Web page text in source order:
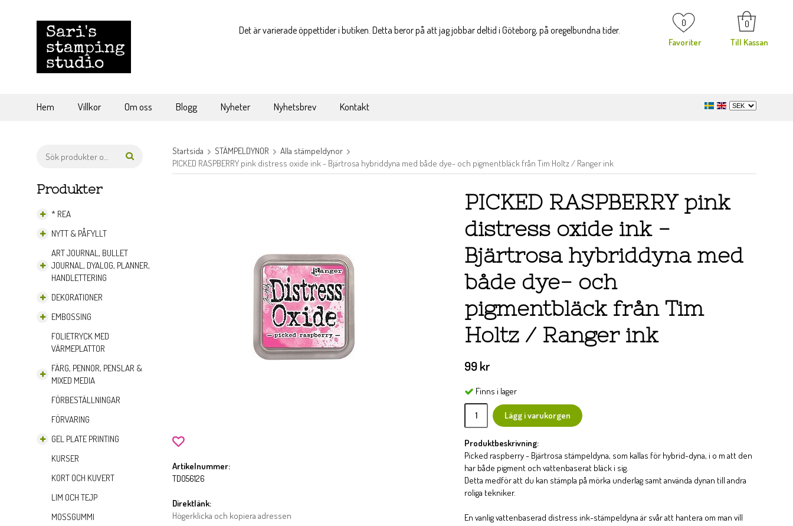
0
Favoriter
0
Till Kassan
Det är varierade öppettider i butiken. Detta beror på att jag jobbar deltid i Göteborg, på oregelbundna tider.
Hem Villkor Om oss Blogg Nyheter Nyhetsbrev Kontakt
Produkter
* REA
NYTT & PÅFYLLT
ART JOURNAL, BULLET
JOURNAL, DYALOG, PLANNER,
HANDLETTERING
DEKORATIONER
EMBOSSING
FOLIETRYCK MED
VÄRMEPLATTOR
FÄRG, PENNOR, PENSLAR &
MIXED MEDIA
FÖRBESTÄLLNINGAR
FÖRVARING
GEL PLATE PRINTING
KURSER
KORT OCH KUVERT
LIM OCH TEJP
MOSSGUMMI
Startsida STÄMPELDYNOR
Alla stämpeldynor
PICKED RASPBERRY pink distress oxide ink - Bjärtrosa hybriddyna med både dye- och pigmentbläck från Tim Holtz / Ranger ink
PICKED RASPBERRY pink
distress oxide ink -
Bjärtrosa hybriddyna med
både dye- och
pigmentbläck från Tim
Holtz / Ranger ink
99 kr
Finns i lager
Lägg i varukorgen
Produktbeskrivning:
Picked raspberry - Bjärtrosa stämpeldyna, som kallas för hybrid-dyna, i o m att den
har både pigment och vattenbaserat bläck i sig.
Detta medför att du kan stämpla på mörka underlag samt använda dynan till andra
roliga tekniker.
En vanlig vattenbaserad distress ink-stämpeldyna är svår att hantera om man vill
Artikelnummer:
TDO56126
Direktlänk:
Högerklicka och kopiera adressen